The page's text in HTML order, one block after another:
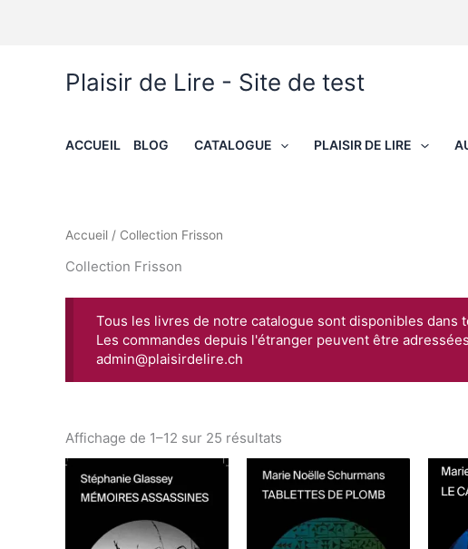
Plaisir de Lire - Site de test
ACCUEIL BLOG CATALOGUE PLAISIR DE LIRE
Accueil / Collection Frisson
Collection Frisson
Tous les livres de notre catalogue sont disponibles dans
Les commandes depuis l'étranger peuvent être
admin@plaisirdelire.ch
Affichage de 1–12 sur 25 résultats
récent
au
ancien